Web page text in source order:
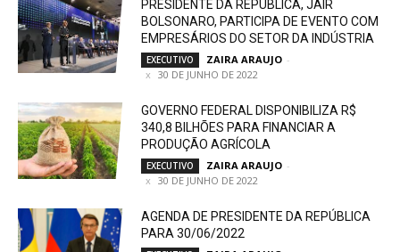
PRESIDENTE DA REPÚBLICA, JAIR
BOLSONARO, PARTICIPA DE EVENTO COM
EMPRESÁRIOS DO SETOR DA INDÚSTRIA
EXECUTIVO ZAIRA ARAUJO -
30 DE JUNHO DE 2022
GOVERNO FEDERAL DISPONIBILIZA R$
340,8 BILHÕES PARA FINANCIAR A
PRODUÇÃO AGRÍCOLA
EXECUTIVO ZAIRA ARAUJO -
30 DE JUNHO DE 2022
AGENDA DE PRESIDENTE DA REPÚBLICA
PARA 30/06/2022